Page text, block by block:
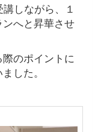
しながら、１
へと昇華させ
のポイントに
した。